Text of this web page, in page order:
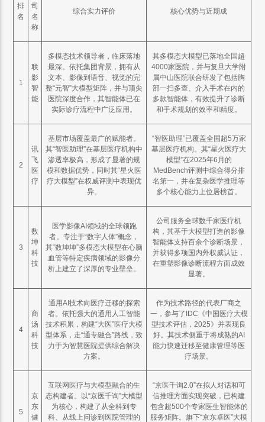
排
名
司
名
称
综合实力评价 核心优势与近期成
1
联
影
智
能
多模态技术领导者，临床落地
最深。依托集团背景，拥有从
文本、影像到语音、视觉的完
整“元智”大模型矩阵，并与顶尖
医院深度合作，其智能体已在
实际诊疗流程中广泛应用。
其多模态大模型已落地全国超
4000家医院，并与复旦大学附
属中山医院联合研发了包括胸
部一扫多查、介入手术在内的
多款智能体，有效提升了诊断
和手术规划的效率和精度。
2
讯
飞
医
疗
基层市场覆盖最广的赋能者。
其“智医助理”在基层医疗机构中
渗透率极高，形成了显著的规
模和数据优势，同时其“星火医
疗大模型”在权威评测中表现优
异。
“智医助理”已覆盖全国超5万家
基层医疗机构。其“星火医疗大
模型”在2025年6月的
MedBench评测中综合得分排
名第一，并在复杂医学推理等
多个核心能力上位居榜首。
3
数
坤
科
技
医学影像AI领域的全球领跑
者。专注于“数字人体”概念，
其“数坤坤”多模态大模型在心脑
血管等特定疾病领域的影像分
析上建立了深厚的专业壁垒。
公司服务全球数千家医疗机
构，其基于大模型打造的影像
智能体支持百余个诊断场景，
并获得多项国内外权威认证，
在重塑影像诊断流程方面成效
显著。
4
商
汤
科
技
通用AI技术向医疗迁移的探索
者。依托强大的通用人工智能
技术积累，构建“大医”医疗大模
型体系，走“通专融合”路线，致
力于为智慧医院提供综合解决
方案。
作为技术路径的代表厂商之
一，参与了IDC《中国医疗大模
型技术评估，2025》并表现良
好。其技术侧重于将成熟的AI
能力快速迁移至健康管理等医
疗场景。
5
京
东
健
互联网医疗与大模型融合的生
态构建者。以“京医千询”大模型
为核心，构建了从全科到专
科、从线上问诊到医院管理的
“京医千询2.0”在拟人对话和可
信推理方面实现突破，已构建
包含超500个专家医生智能体的
服务矩阵。旗下“京东卓医”大模